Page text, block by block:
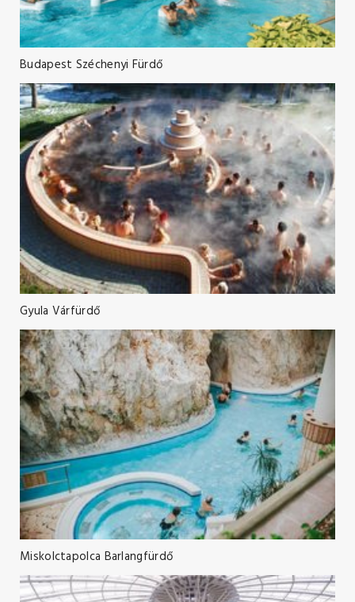
Budapest Széchenyi Fürdő
Gyula Várfürdő
Miskolctapolca Barlangfürdő